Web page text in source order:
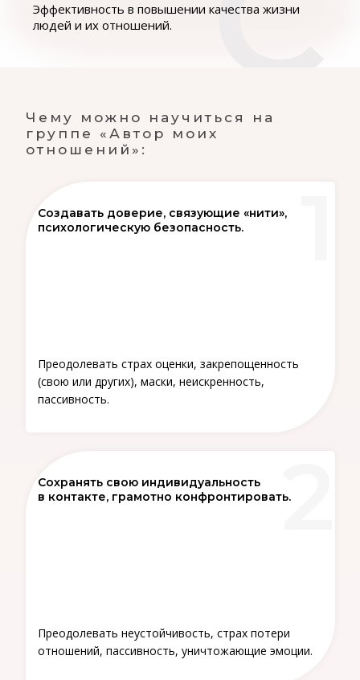
Эффективность в повышении качества жизни
людей и их отношений.
Чему можно научиться на
группе «Автор моих
отношений»:
Создавать доверие, связующие «нити»,
психологическую безопасность.
Преодолевать страх оценки, закрепощенность
(свою или других), маски, неискренность,
пассивность.
Сохранять свою индивидуальность
в контакте, грамотно конфронтировать.
Преодолевать неустойчивость, страх потери
отношений, пассивность, уничтожающие эмоции.